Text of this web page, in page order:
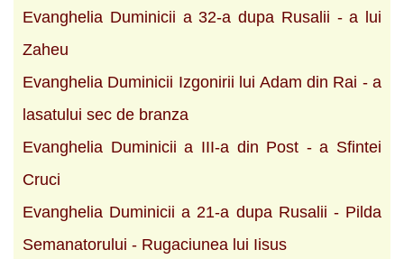
Evanghelia Duminicii a 32-a dupa Rusalii - a lui
Zaheu
Evanghelia Duminicii Izgonirii lui Adam din Rai - a
lasatului sec de branza
Evanghelia Duminicii a III-a din Post - a Sfintei
Cruci
Evanghelia Duminicii a 21-a dupa Rusalii - Pilda
Semanatorului - Rugaciunea lui Iisus